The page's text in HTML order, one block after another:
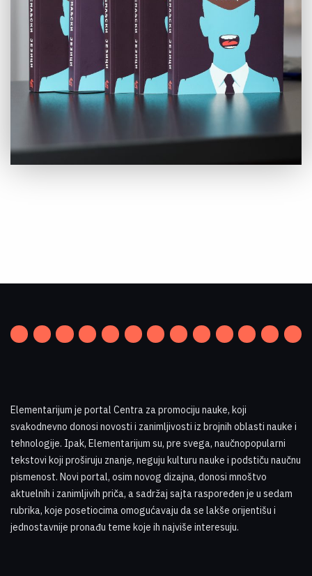
Elementarijum je portal Centra za promociju nauke, koji
svakodnevno donosi novosti i zanimljivosti iz brojnih oblasti nauke i
tehnologije. Ipak, Elementarijum su, pre svega, naučnopopularni
tekstovi koji proširuju znanje, neguju kulturu nauke i podstiču naučnu
pismenost. Novi portal, osim novog dizajna, donosi mnoštvo
aktuelnih i zanimljivih priča, a sadržaj sajta raspoređen je u sedam
rubrika, koje posetiocima omogućavaju da se lakše orijentišu i
jednostavnije pronađu teme koje ih najviše interesuju.